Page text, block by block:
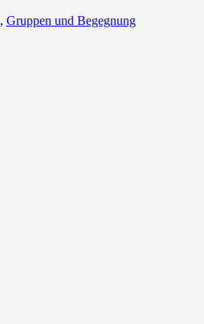
, Gruppen und Begegnung